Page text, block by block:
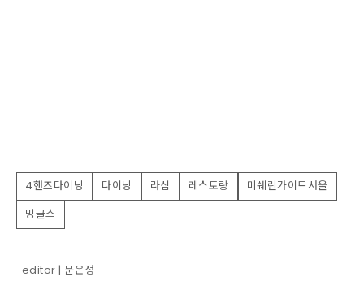
4핸즈다이닝 다이닝 라심 레스토랑
미쉐린가이드서울
밍글스
editor | 문은정